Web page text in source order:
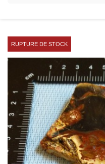
RUPTURE DE STOCK